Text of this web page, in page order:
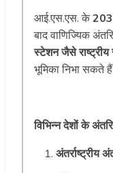
आई.एस.एस. के
बाद वाणिज्यिक
स्टेशन जैसे
भूमिका निभा सकते
विभिन्न देशों के
अंतर्राष्ट्रीय